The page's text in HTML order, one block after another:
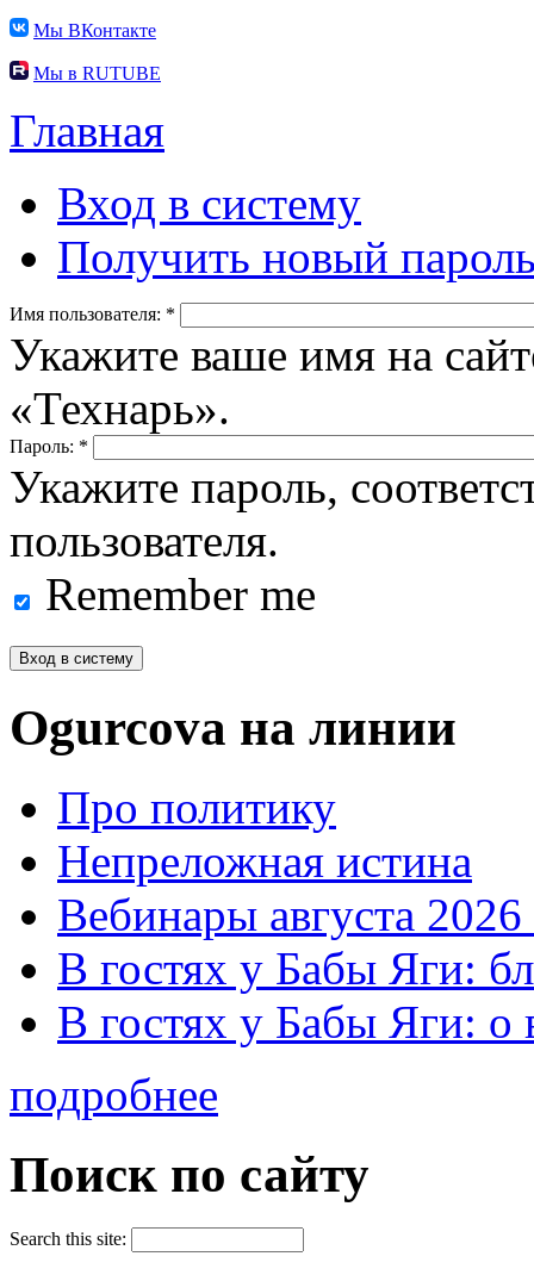
Мы ВКонтакте
Мы в RUTUBE
Главная
Вход в систему
Получить новый
Имя пользователя: *
Укажите ваше имя на
«Технарь».
Пароль: *
Укажите пароль,
пользователя.
Remember me
Ogurcova на линии
Про политику
Непреложная истина
Вебинары августа 2026
В гостях у Бабы Яги:
В гостях у Бабы Яги:
подробнее
Поиск по сайту
Search this site: